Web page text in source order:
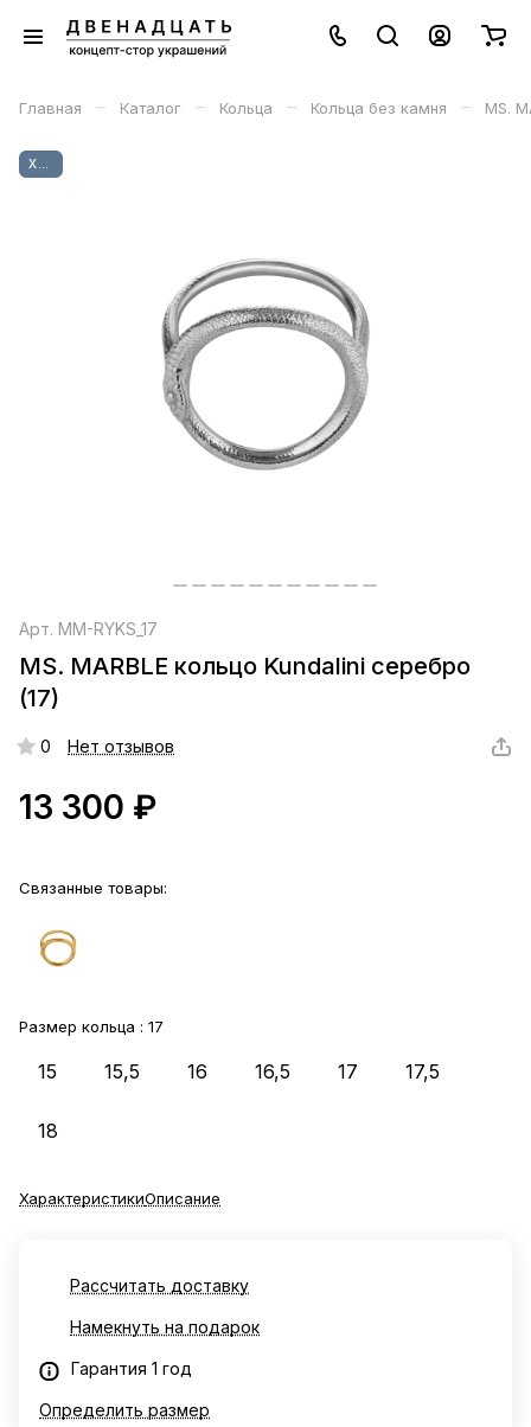
Главная – Каталог – Кольца – Кольца без камня – MS.
Арт. MM-RYKS_17
MS. MARBLE кольцо Kundalini серебро
(17)
0 Нет отзывов
13 300 ₽
Связанные товары:
Размер кольца : 17
15 15,5 16 16,5 17 17,5
18
ХарактеристикиОписание
Рассчитать доставку
Намекнуть на подарок
Гарантия 1 год
Определить размер